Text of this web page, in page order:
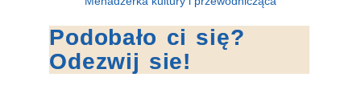
Podobało ci się?
Odezwij sie!